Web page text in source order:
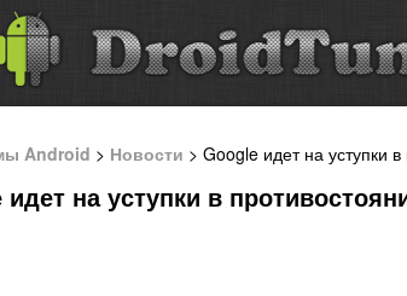
Android > Новости > Google идет на уступки
на уступки в